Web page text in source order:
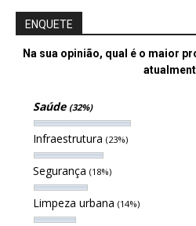
ENQUETE
Na sua opinião, qual é o maior
Saúde (32%)
Infraestrutura (23%)
Segurança (18%)
Limpeza urbana (14%)